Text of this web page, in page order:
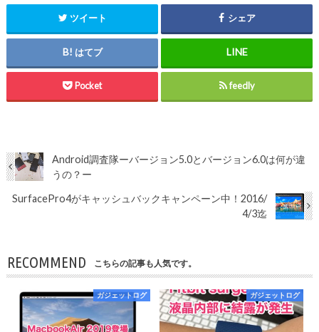
ツイート シェア
はてブ
Pocket feedly
Android調査隊ーバージョン5.0とバージョン6.0は何が違
うの？ー
SurfacePro4がキャッシュバックキャンペーン中！2016/
4/3迄
RECOMMEND こちらの記事も人気です。
ガジェットログ ガジェットログ